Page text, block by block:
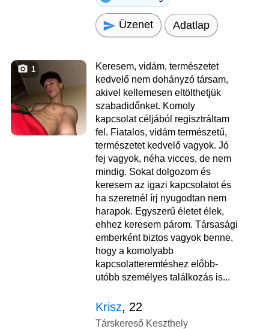
Üzenet Adatlap
1
Keresem, vidám, természetet
kedvelő nem dohányzó társam,
akivel kellemesen eltölthetjük
szabadidőnket. Komoly
kapcsolat céljából regisztráltam
fel. Fiatalos, vidám természetű,
természetet kedvelő vagyok. Jó
fej vagyok, néha vicces, de nem
mindig. Sokat dolgozom és
keresem az igazi kapcsolatot és
ha szeretnél írj nyugodtan nem
harapok. Egyszerű életet élek,
ehhez keresem párom. Társasági
emberként biztos vagyok benne,
hogy a komolyabb
kapcsolatteremtéshez előbb-
utóbb személyes találkozás is...
Krisz, 22
Társkereső Keszthely